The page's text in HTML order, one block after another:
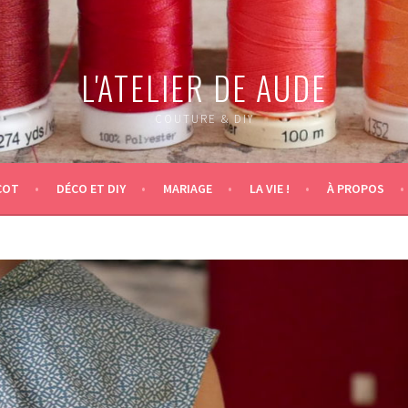
L'ATELIER DE AUDE
COUTURE & DIY
DÉCO ET DIY MARIAGE LA VIE ! À PROPOS